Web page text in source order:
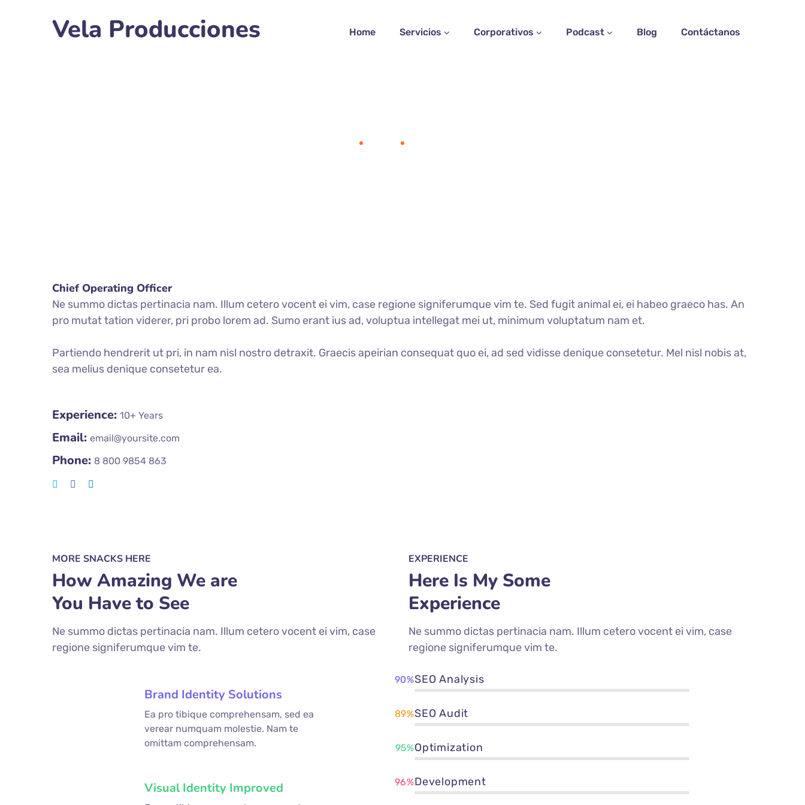
Vela Producciones Home Servicios Corporativos Podcast Blog Contáctanos
Chief Operating Officer
Ne summo dictas pertinacia nam. Illum cetero vocent ei vim, case regione signiferumque vim te. Sed fugit animal ei, ei habeo graeco has. An
pro mutat tation viderer, pri probo lorem ad. Sumo erant ius ad, voluptua intellegat mei ut, minimum voluptatum nam et.
Partiendo hendrerit ut pri, in nam nisl nostro detraxit. Graecis apeirian consequat quo ei, ad sed vidisse denique consetetur. Mel nisl nobis at,
sea melius denique consetetur ea.
Experience: 10+ Years
Email: email@yoursite.com
Phone: 8 800 9854 863
MORE SNACKS HERE
How Amazing We are
You Have to See
Ne summo dictas pertinacia nam. Illum cetero vocent ei vim, case
regione signiferumque vim te.
Brand Identity Solutions
Ea pro tibique comprehensam, sed ea
verear numquam molestie. Nam te
omittam comprehensam.
Visual Identity Improved
EXPERIENCE
Here Is My Some
Experience
Ne summo dictas pertinacia nam. Illum cetero vocent ei vim, case
regione signiferumque vim te.
SEO Analysis
90%
SEO Audit
89%
Optimization
95%
Development
96%